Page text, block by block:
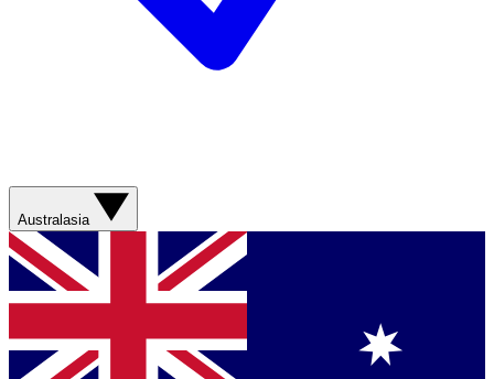
Australasia